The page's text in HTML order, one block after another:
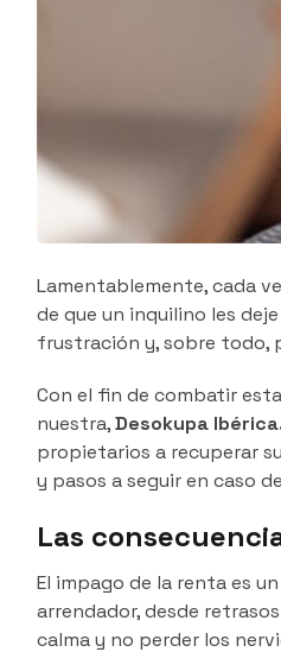
Lamentablemente, cada
de que un inquilino les
frustración y, sobre todo,
Con el fin de combatir
nuestra,Desokupa
propietarios a recuperar
y pasos a seguir en caso
Las
El impago de la renta es
arrendador, desde
calma y no perder los